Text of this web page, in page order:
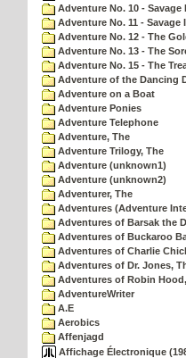
Adventure No. 10 - Savage
Adventure No. 11 - Savage
Adventure No. 12 - The
Adventure No. 13 - The
Adventure No. 15 - The
Adventure of the Dancing
Adventure on a Boat
Adventure Ponies
Adventure Telephone
Adventure, The
Adventure Trilogy, The
Adventure (unknown1)
Adventure (unknown2)
Adventurer, The
Adventures (Adventure
Adventures of Barsak the
Adventures of Buckaroo
Adventures of Charlie
Adventures of Dr. Jones,
Adventures of Robin
AdventureWriter
A.E
Aerobics
Affenjagd
Affichage Électronique